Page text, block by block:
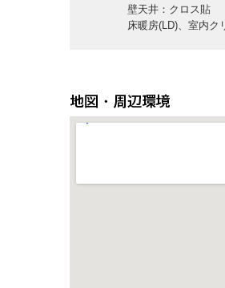
壁天井：クロス貼
床暖房(LD)、室内クリ